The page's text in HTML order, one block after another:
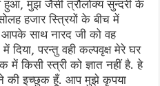
मुझ जैसी त्रौलोक्य सुन्दरी के
हजार स्त्रियों के बीच में
आपके साथ नारद जी को वह
दिया, परन्तु वही कल्पवृक्ष मेरे घर
में किसी स्त्री को ज्ञात नहीं है. हे
की इच्छुक हूँ. आप मुझे कृपया